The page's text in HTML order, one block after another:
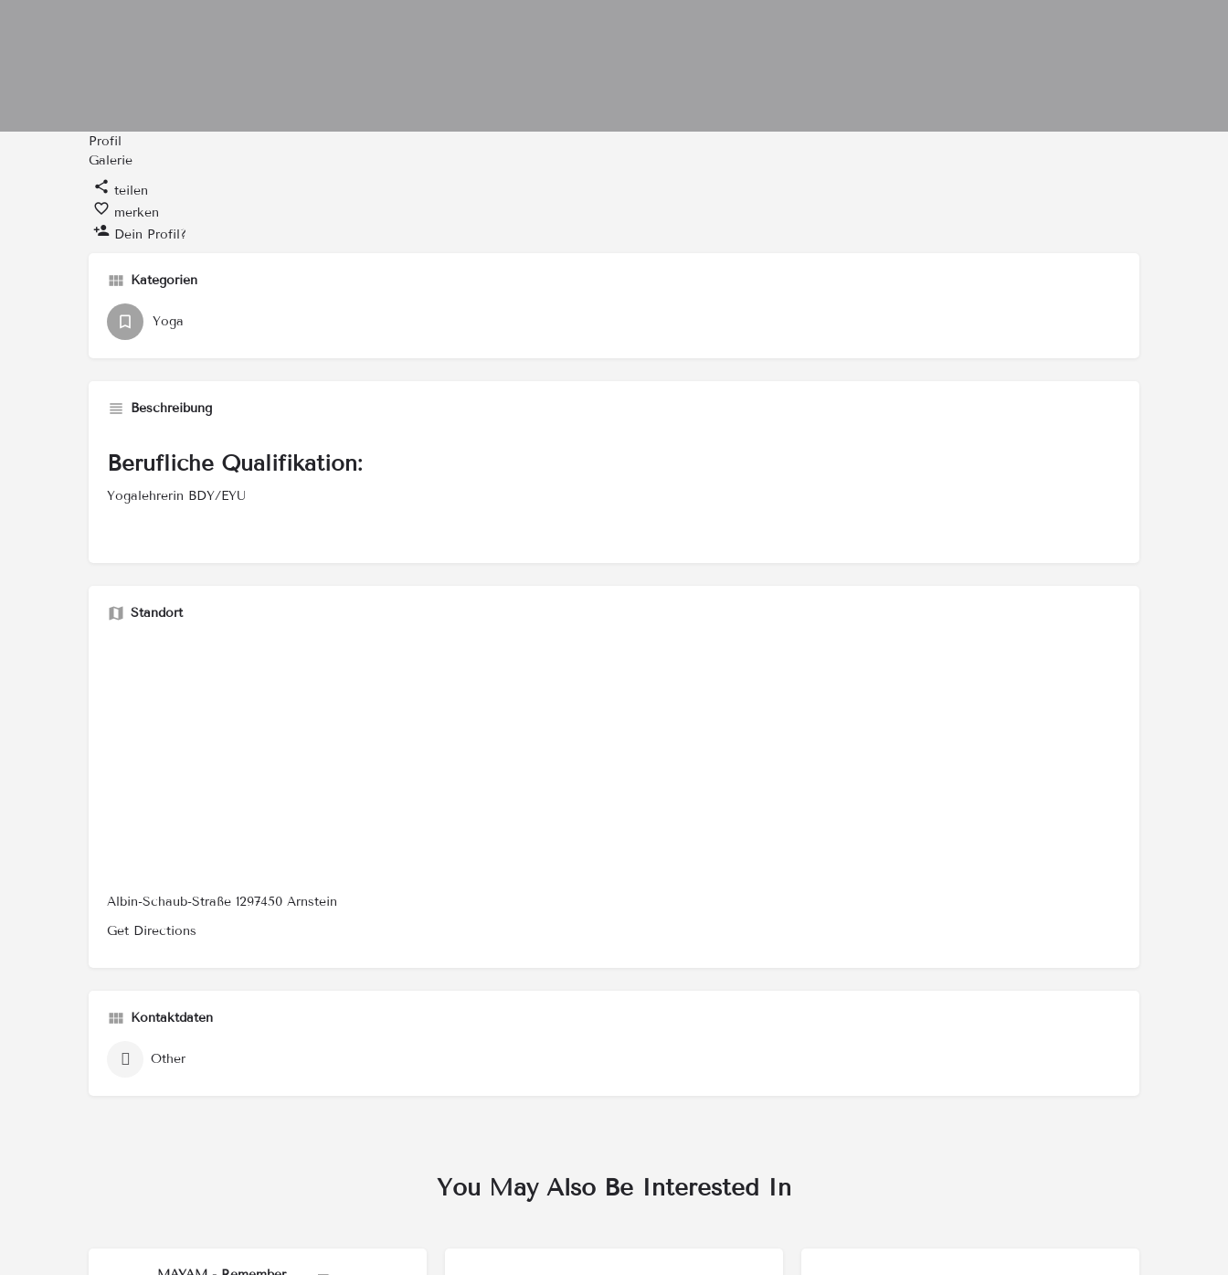
Profil
Galerie
teilen
merken
Dein Profil?
Kategorien
Yoga
Beschreibung
Berufliche Qualifikation:
Yogalehrerin BDY/EYU
Standort
Albin-Schaub-Straße 1297450 Arnstein
Get Directions
Kontaktdaten
Other
You May Also Be Interested In